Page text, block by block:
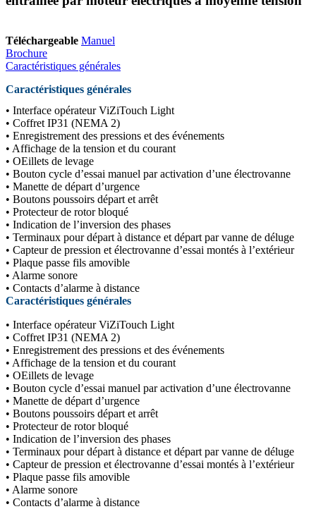
Téléchargeable Manuel
Brochure
Caractéristiques générales
Caractéristiques générales
• Interface opérateur ViZiTouch Light
• Coffret IP31 (NEMA 2)
• Enregistrement des pressions et des événements
• Affichage de la tension et du courant
• OEillets de levage
• Bouton cycle d’essai manuel par activation d’une électrovanne
• Manette de départ d’urgence
• Boutons poussoirs départ et arrêt
• Protecteur de rotor bloqué
• Indication de l’inversion des phases
• Terminaux pour départ à distance et départ par vanne de déluge
• Capteur de pression et électrovanne d’essai montés à l’extérieur
• Plaque passe fils amovible
• Alarme sonore
• Contacts d’alarme à distance
Caractéristiques générales
• Interface opérateur ViZiTouch Light
• Coffret IP31 (NEMA 2)
• Enregistrement des pressions et des événements
• Affichage de la tension et du courant
• OEillets de levage
• Bouton cycle d’essai manuel par activation d’une électrovanne
• Manette de départ d’urgence
• Boutons poussoirs départ et arrêt
• Protecteur de rotor bloqué
• Indication de l’inversion des phases
• Terminaux pour départ à distance et départ par vanne de déluge
• Capteur de pression et électrovanne d’essai montés à l’extérieur
• Plaque passe fils amovible
• Alarme sonore
• Contacts d’alarme à distance